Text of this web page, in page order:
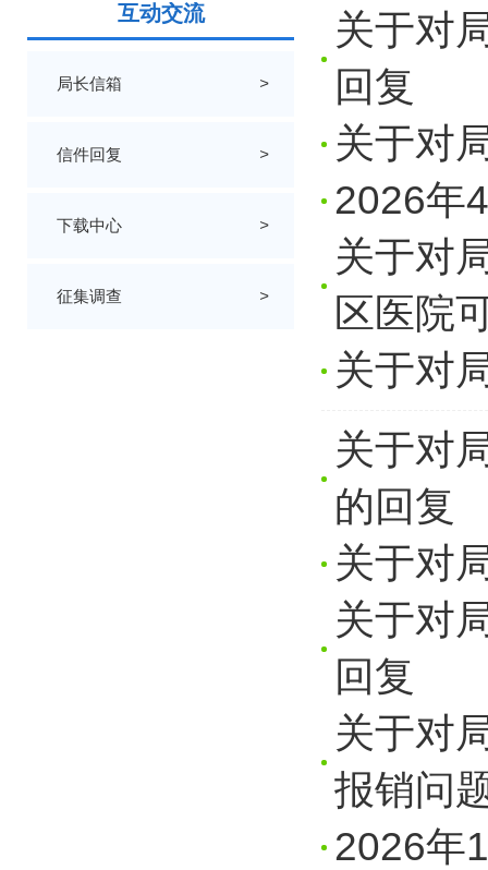
互动交流
局长信箱 >
信件回复 >
下载中心 >
征集调查 >
关于对
回复
关于对
2026年
关于对
区医院
关于对
关于对
的回复
关于对
关于对
回复
关于对
报销问
2026年